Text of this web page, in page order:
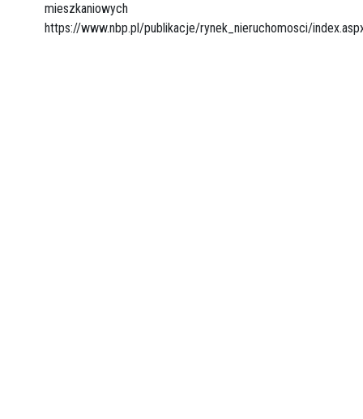
mieszkaniowych
https://www.nbp.pl/publikacje/rynek_nieruchomosci/